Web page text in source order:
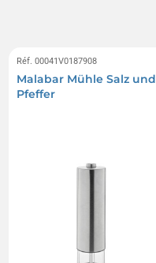
Réf. 00041V0187908
Malabar Mühle Salz und
Pfeffer